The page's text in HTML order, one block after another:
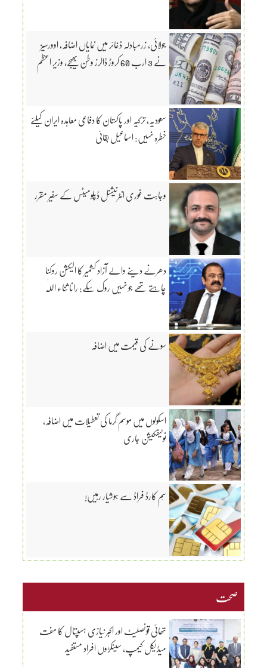
جولائی، زرمبادلہ ذخائر میں نمایاں اضافہ، اوورسیز
نے 3 ارب 60 کروڑ ڈالرز وطن بھیجے، وزیر اعظم
سعودیہ، ترکیہ اور پاکستان کا دفاعی معاہدہ ایران کیلئے
خطرہ نہیں: اسماعیل بقائی
وجاہت غوری انٹرنیشنل ڈپلومیٹس کے سفیر مقرر
دھرنے دینے والے آزاد کشمیر کا الیکشن روکنا
چاہتے تھے جو نہیں روک سکے: رانا ثناء اللّٰہ
سونے کی قیمت میں اضافہ
اسکولوں میں موسم گرما کی تعطیلات میں اضافہ،
نوٹیفکیشن جاری
سِم کارڈ فراڈ سے ہوشیار رہیں!
صحت
تھائی قونصلیٹ اور اکبر نیازی ہسپتال کا مفت
میڈیکل کیمپ، سینکڑوں افراد مستفید